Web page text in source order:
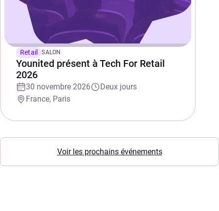
Retail SALON
Younited présent à Tech For Retail
2026
30 novembre 2026
Deux jours
France, Paris
Voir les prochains événements